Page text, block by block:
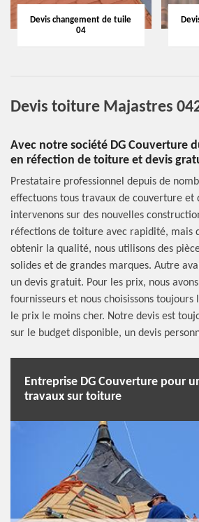
Devis changement de tuile
04
Devis toiture Majastres
Avec notre société DG Couverture
en réfection de toiture et devis
Prestataire professionnel depuis de
effectuons tous travaux de couverture et
intervenons sur des nouvelles
réfections de toiture avec rapidité, mais
obtenir la qualité, nous utilisons des
solides et de grandes marques. Autre
un devis gratuit. Pour les prix, nous
fournisseurs et nous choisissons
le prix le moins cher. Notre devis est
sur le budget disponible, un devis
Entreprise DG Couverture pour
travaux sur toiture